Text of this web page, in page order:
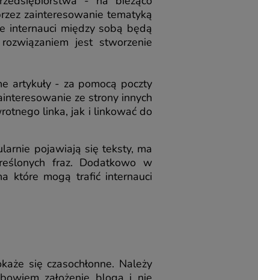
zainteresowanie tematyką
internauci między sobą będą
jest stworzenie
artykuły - za pomocą poczty
ze strony innych
linka, jak i linkować do
pojawiają się teksty, ma
fraz. Dodatkowo w
które mogą trafić internauci
się czasochłonne. Należy